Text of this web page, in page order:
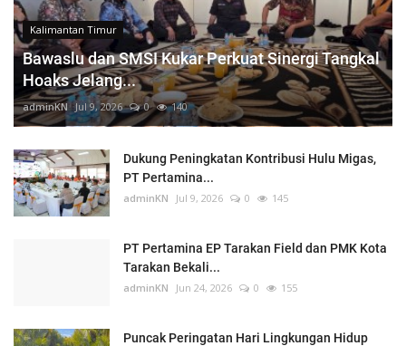
Kalimantan Timur
Bawaslu dan SMSI Kukar Perkuat Sinergi Tangkal
Hoaks Jelang...
adminKN Jul 9, 2026 0 140
Dukung Peningkatan Kontribusi Hulu Migas,
PT Pertamina...
adminKN Jul 9, 2026 0 145
PT Pertamina EP Tarakan Field dan PMK Kota
Tarakan Bekali...
adminKN Jun 24, 2026 0 155
Puncak Peringatan Hari Lingkungan Hidup